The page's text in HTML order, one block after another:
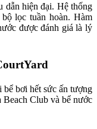
dẫn hiện đại. Hệ thống
lọc tuần hoàn. Hàm
được đánh giá là lý
bơi hết sức ấn tượng
Club và bể nước